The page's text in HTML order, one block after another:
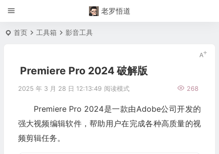
老罗悟道
首页 工具箱 影音工具
Premiere Pro 2024 破解版
2025 年 3 月 28 日 12:13:49 268
阅读模式
Premiere Pro 2024是一款由Adobe公司开发的
强大视频编辑软件，帮助用户在完成各种高质量的视
频剪辑任务。